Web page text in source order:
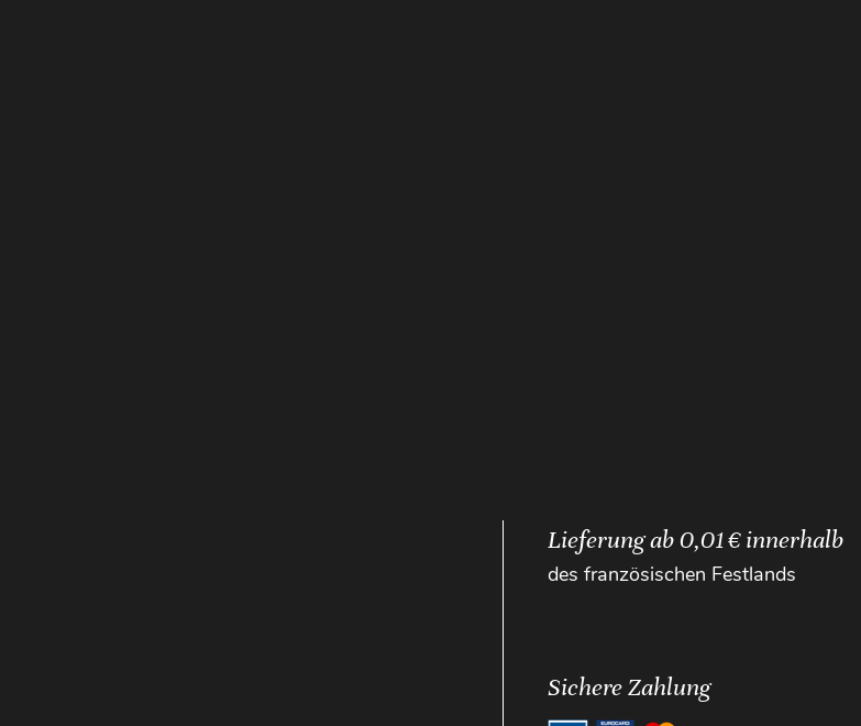
Lieferung ab 0,01 € innerhalb
des französischen Festlands
Sichere Zahlung